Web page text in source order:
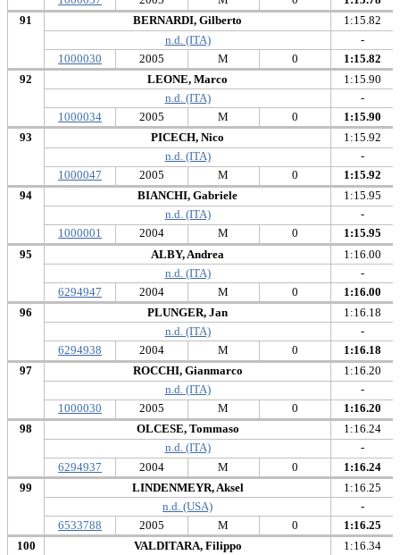
91
1000030
BERNARDI, Gilberto
2005 M
n.d. (ITA)
1:15.82
-
1:15.82
0
92
1000034
LEONE, Marco
2005 M
n.d. (ITA)
1:15.90
-
1:15.90
0
93
1000047
PICECH, Nico
2005 M
n.d. (ITA)
1:15.92
-
1:15.92
0
94
1000001
BIANCHI, Gabriele
2004 M
n.d. (ITA)
1:15.95
-
1:15.95
0
95
6294947
ALBY, Andrea
2004 M
n.d. (ITA)
1:16.00
-
1:16.00
0
96
6294938
PLUNGER, Jan
2004 M
n.d. (ITA)
1:16.18
-
1:16.18
0
97
1000030
ROCCHI, Gianmarco
2005 M
n.d. (ITA)
1:16.20
-
1:16.20
0
98
6294937
OLCESE, Tommaso
2004 M
n.d. (ITA)
1:16.24
-
1:16.24
0
99
6533788
LINDENMEYR, Aksel
2005 M
n.d. (USA)
1:16.25
-
1:16.25
0
100
VALDITARA, Filippo
1:16.34